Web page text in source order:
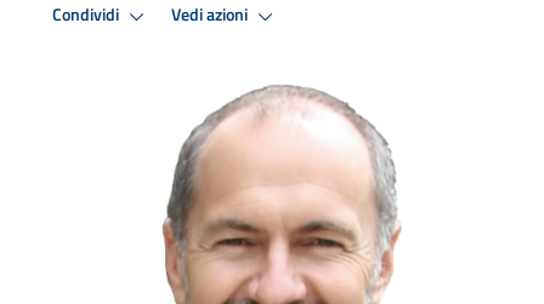
Condividi Vedi azioni